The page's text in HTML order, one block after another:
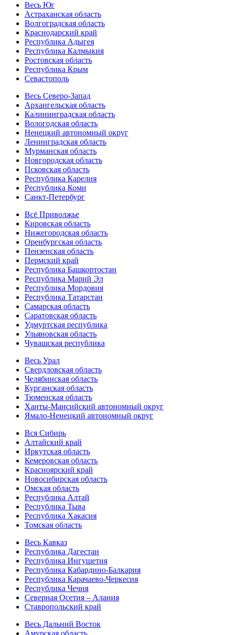
Весь Юг
Астраханская область
Волгоградская область
Краснодарский край
Республика Адыгея
Республика Калмыкия
Ростовская область
Республика Крым
Севастополь
Весь Северо-Запад
Архангельская область
Калининградская область
Вологодская область
Ненецкий автономный округ
Ленинградская область
Мурманская область
Новгородская область
Псковская область
Республика Карелия
Республика Коми
Санкт-Петербург
Всё Приволжье
Кировская область
Нижегородская область
Оренбургская область
Пензенская область
Пермский край
Республика Башкортостан
Республика Марий Эл
Республика Мордовия
Республика Татарстан
Самарская область
Саратовская область
Удмуртская республика
Ульяновская область
Чувашская республика
Весь Урал
Свердловская область
Челябинская область
Курганская область
Тюменская область
Ханты-Мансийский автономный округ
Ямало-Ненецкий автономный округ
Вся Сибирь
Алтайский край
Иркутская область
Кемеровская область
Красноярский край
Новосибирская область
Омская область
Республика Алтай
Республика Тыва
Республика Хакасия
Томская область
Весь Кавказ
Республика Дагестан
Республика Ингушетия
Республика Кабардино-Балкария
Республика Карачаево-Черкесия
Республика Чечня
Северная Осетия – Алания
Ставропольский край
Весь Дальний Восток
Амурская область